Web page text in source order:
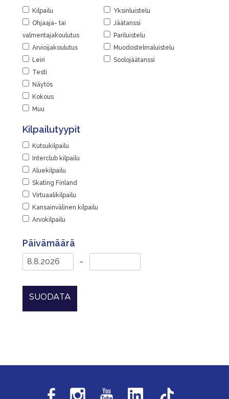
Kilpailu
Ohjaaja- tai
valmentajakoulutus
Arvioijakoulutus
Leiri
Testi
Näytös
Kokous
Muu
Yksinluistelu
Jäätanssi
Pariluistelu
Muodostelmaluistelu
Soolojäätanssi
Kilpailutyypit
Kutsukilpailu
Interclub kilpailu
Aluekilpailu
Skating Finland
Virtuaalikilpailu
Kansainvälinen kilpailu
Arvokilpailu
Päivämäärä
-
SUODATA